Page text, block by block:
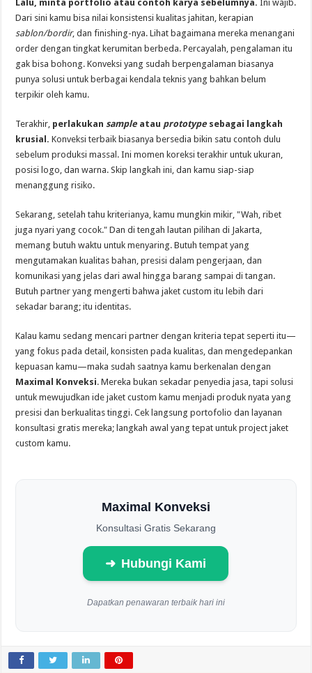
Lalu, minta portfolio atau contoh karya sebelumnya. Ini wajib.
Dari sini kamu bisa nilai konsistensi kualitas jahitan, kerapian
sablon/bordir, dan finishing-nya. Lihat bagaimana mereka menangani
order dengan tingkat kerumitan berbeda. Percayalah, pengalaman itu
gak bisa bohong. Konveksi yang sudah berpengalaman biasanya
punya solusi untuk berbagai kendala teknis yang bahkan belum
terpikir oleh kamu.
Terakhir, perlakukansample atau prototype sebagai langkah
krusial. Konveksi terbaik biasanya bersedia bikin satu contoh dulu
sebelum produksi massal. Ini momen koreksi terakhir untuk ukuran,
posisi logo, dan warna. Skip langkah ini, dan kamu siap-siap
menanggung risiko.
Sekarang, setelah tahu kriterianya, kamu mungkin mikir, "Wah, ribet
juga nyari yang cocok." Dan di tengah lautan pilihan di Jakarta,
memang butuh waktu untuk menyaring. Butuh tempat yang
mengutamakan kualitas bahan, presisi dalam pengerjaan, dan
komunikasi yang jelas dari awal hingga barang sampai di tangan.
Butuh partner yang mengerti bahwa jaket custom itu lebih dari
sekadar barang; itu identitas.
Kalau kamu sedang mencari partner dengan kriteria tepat seperti itu—
yang fokus pada detail, konsisten pada kualitas, dan mengedepankan
kepuasan kamu—maka sudah saatnya kamu berkenalan dengan
Maximal Konveksi. Mereka bukan sekadar penyedia jasa, tapi solusi
untuk mewujudkan ide jaket custom kamu menjadi produk nyata yang
presisi dan berkualitas tinggi. Cek langsung portofolio dan layanan
konsultasi gratis mereka; langkah awal yang tepat untuk project jaket
custom kamu.
Maximal Konveksi
Konsultasi Gratis Sekarang
➜ Hubungi Kami
Dapatkan penawaran terbaik hari ini